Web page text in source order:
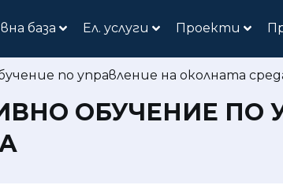
база Ел. услуги Проекти
по управление на околната
ОБУЧЕНИЕ ПО